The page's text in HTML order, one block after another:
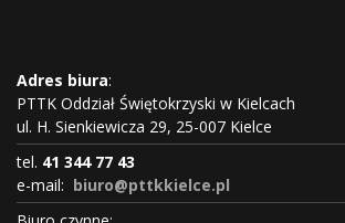
Adres biura:
PTTK Oddział Świętokrzyski w Kielcach
ul. H. Sienkiewicza 29, 25-007 Kielce
tel. 41 344 77 43
e-mail: biuro@pttkkielce.pl